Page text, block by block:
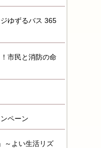
ゆずるバス 365
市民と消防の命
ペーン
～よい生活リズ